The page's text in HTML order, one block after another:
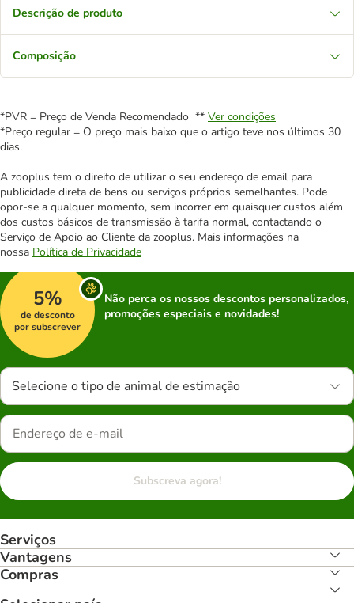
Descrição de produto
Composição
*PVR = Preço de Venda Recomendado ** Ver condições
*Preço regular = O preço mais baixo que o artigo teve nos últimos 30
dias.
A zooplus tem o direito de utilizar o seu endereço de email para
publicidade direta de bens ou serviços próprios semelhantes. Pode
opor-se a qualquer momento, sem incorrer em quaisquer custos além
dos custos básicos de transmissão à tarifa normal, contactando o
Serviço de Apoio ao Cliente da zooplus. Mais informações na
nossa Política de Privacidade
5%
de desconto
por subscrever
Não perca os nossos descontos personalizados,
promoções especiais e novidades!
Selecione o tipo de animal de estimação
Subscreva agora!
Serviços
Vantagens
Compras